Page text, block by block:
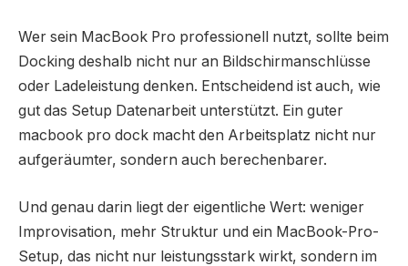
Wer sein MacBook Pro professionell nutzt, sollte beim
Docking deshalb nicht nur an Bildschirmanschlüsse
oder Ladeleistung denken. Entscheidend ist auch, wie
gut das Setup Datenarbeit unterstützt. Ein guter
macbook pro dock macht den Arbeitsplatz nicht nur
aufgeräumter, sondern auch berechenbarer.
Und genau darin liegt der eigentliche Wert: weniger
Improvisation, mehr Struktur und ein MacBook-Pro-
Setup, das nicht nur leistungsstark wirkt, sondern im